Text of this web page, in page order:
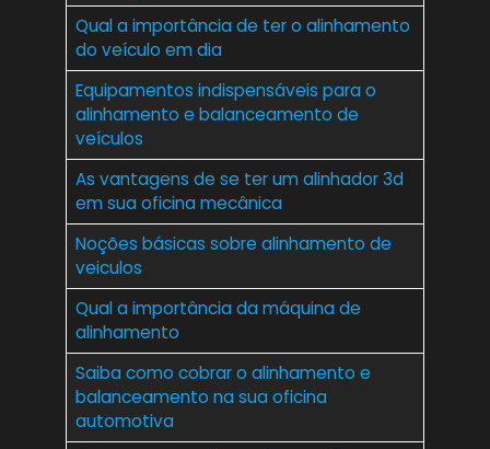
Qual a importância de ter o alinhamento
do veículo em dia
Equipamentos indispensáveis para o
alinhamento e balanceamento de
veículos
As vantagens de se ter um alinhador 3d
em sua oficina mecânica
Noções básicas sobre alinhamento de
veiculos
Qual a importância da máquina de
alinhamento
Saiba como cobrar o alinhamento e
balanceamento na sua oficina
automotiva